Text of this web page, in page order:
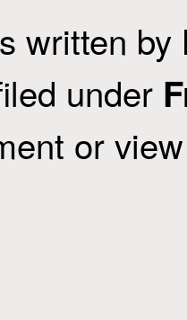
written by
under
or